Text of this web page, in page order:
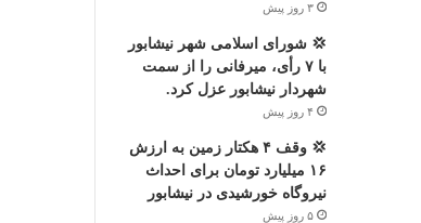
۳ روز پیش
💢 شورای اسلامی شهر نیشابور
با ۷ رأی، میرفانی را از سمت
شهردار نیشابور عزل کرد.
۴ روز پیش
💢 وقف ۴ هکتار زمین به ارزش
۱۶ میلیارد تومان برای احداث
نیروگاه خورشیدی در نیشابور
۵ روز پیش